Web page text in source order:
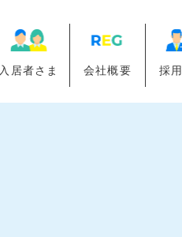
入居者さま 会社概要 採